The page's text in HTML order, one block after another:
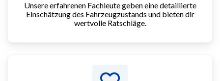
Unsere erfahrenen Fachleute geben eine detaillierte
Einschätzung des Fahrzeugzustands und bieten dir
wertvolle Ratschläge.